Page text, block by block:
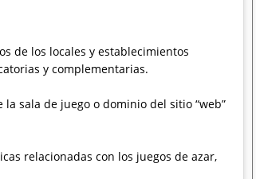
de los locales y establecimientos
y complementarias.
sala de juego o dominio del sitio “web”
relacionadas con los juegos de azar,